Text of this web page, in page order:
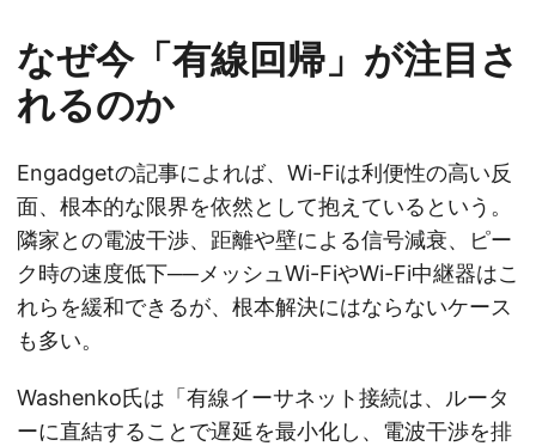
なぜ今「有線回帰」が注目さ
れるのか
Engadgetの記事によれば、Wi-Fiは利便性の高い反
面、根本的な限界を依然として抱えているという。
隣家との電波干渉、距離や壁による信号減衰、ピー
ク時の速度低下──メッシュWi-FiやWi-Fi中継器はこ
れらを緩和できるが、根本解決にはならないケース
も多い。
Washenko氏は「有線イーサネット接続は、ルータ
ーに直結することで遅延を最小化し、電波干渉を排